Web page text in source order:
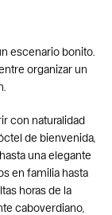
escenario bonito.
organizar un
con naturalidad
de bienvenida,
una elegante
en familia hasta
horas de la
caboverdiano,